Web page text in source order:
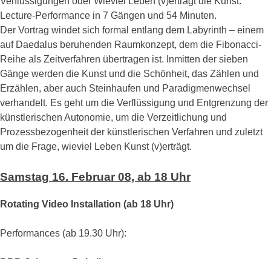
Lecture-Performance in 7 Gängen und 54 Minuten.
Der Vortrag windet sich formal entlang dem Labyrinth – einem
auf Daedalus beruhenden Raumkonzept, dem die Fibonacci-
Reihe als Zeitverfahren übertragen ist. Inmitten der sieben
Gänge werden die Kunst und die Schönheit, das Zählen und
Erzählen, aber auch Steinhaufen und Paradigmenwechsel
verhandelt. Es geht um die Verflüssigung und Entgrenzung der
künstlerischen Autonomie, um die Verzeitlichung und
Prozessbezogenheit der künstlerischen Verfahren und zuletzt
um die Frage, wieviel Leben Kunst (v)erträgt.
Samstag 16. Februar 08, ab 18 Uhr
Rotating Video Installation (ab 18 Uhr)
Performances (ab 19.30 Uhr):